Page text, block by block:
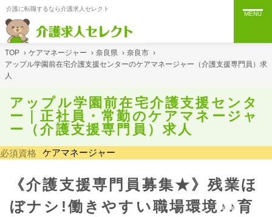
介護に転職するなら介護求人セレクト
MENU
TOP › ケアマネージャー › 奈良県 › 奈良市 ›
アップル学園前在宅介護支援センターのケアマネージャー（介護支援専門員）求
人
アップル学園前在宅介護支援センタ
ー｜正社員・常勤のケアマネージャ
ー（介護支援専門員）求人
必須資格 ケアマネージャー
《介護支援専門員募集★》残業ほ
ぼナシ!働きやすい職場環境♪♪育